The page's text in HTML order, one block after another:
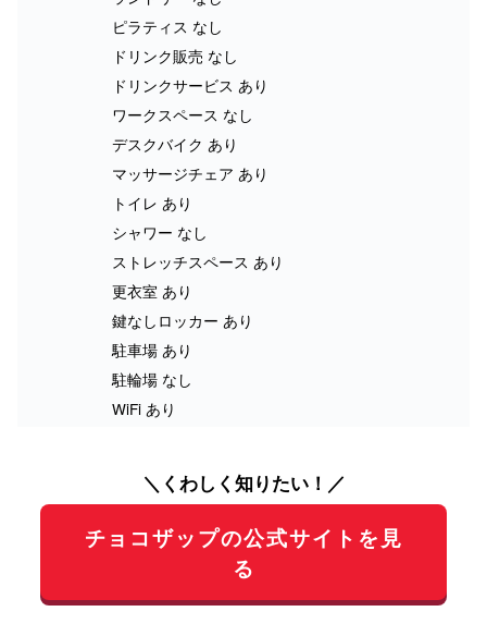
ピラティス なし
ドリンク販売 なし
ドリンクサービス あり
ワークスペース なし
デスクバイク あり
マッサージチェア あり
トイレ あり
シャワー なし
ストレッチスペース あり
更衣室 あり
鍵なしロッカー あり
駐車場 あり
駐輪場 なし
WiFi あり
＼くわしく知りたい！／
チョコザップの公式サイトを見
る